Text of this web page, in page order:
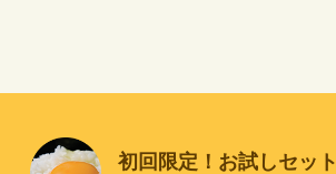
初回限定！お試しセット